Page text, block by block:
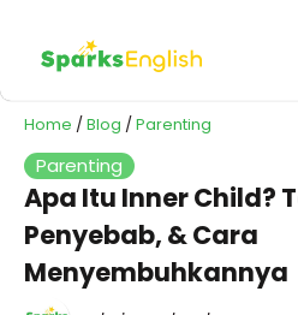
Home /Blog /Parenting
Parenting
Apa Itu Inner Child?
Penyebab, & Cara
Menyembuhkannya